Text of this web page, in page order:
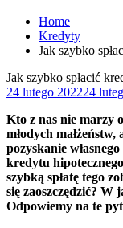
Home
Kredyty
Jak szybko
Jak szybko spłacić
24 lutego 202224
Kto z nas nie marzy
młodych
pozyskanie
kredytu
szybką spłatę tego
się zaoszczędzić? W
Odpowiemy na te